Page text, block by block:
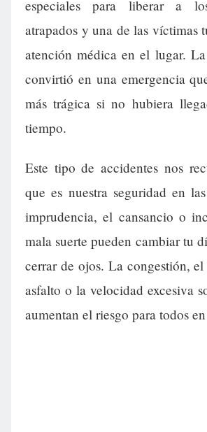
especiales para liberar a
atrapados y una de las víctimas
atención médica en el lugar.
convirtió en una emergencia
más trágica si no hubiera
tiempo.
Este tipo de accidentes nos
que es nuestra seguridad en
imprudencia, el cansancio o
mala suerte pueden cambiar tu
cerrar de ojos. La congestión,
asfalto o la velocidad excesiva
aumentan el riesgo para todos